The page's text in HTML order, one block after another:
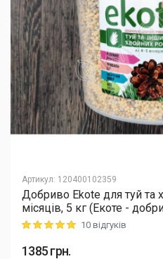
Артикул: 120400102359
Добриво Еkote для туй та
місяців, 5 кг (Екоте -
Rating: 5 out of 510 відгуків
1385грн.